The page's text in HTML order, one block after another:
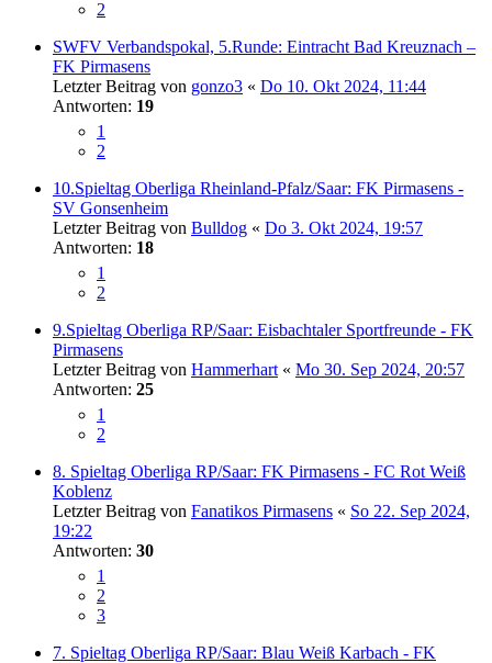
2
SWFV Verbandspokal, 5.Runde: Eintracht Bad Kreuznach –
FK Pirmasens
Letzter Beitrag von gonzo3 « Do 10. Okt 2024, 11:44
Antworten: 19
1
2
10.Spieltag Oberliga Rheinland-Pfalz/Saar: FK Pirmasens -
SV Gonsenheim
Letzter Beitrag von Bulldog « Do 3. Okt 2024, 19:57
Antworten: 18
1
2
9.Spieltag Oberliga RP/Saar: Eisbachtaler Sportfreunde - FK
Pirmasens
Letzter Beitrag von Hammerhart « Mo 30. Sep 2024, 20:57
Antworten: 25
1
2
8. Spieltag Oberliga RP/Saar: FK Pirmasens - FC Rot Weiß
Koblenz
Letzter Beitrag von Fanatikos Pirmasens « So 22. Sep 2024,
19:22
Antworten: 30
1
2
3
7. Spieltag Oberliga RP/Saar: Blau Weiß Karbach - FK